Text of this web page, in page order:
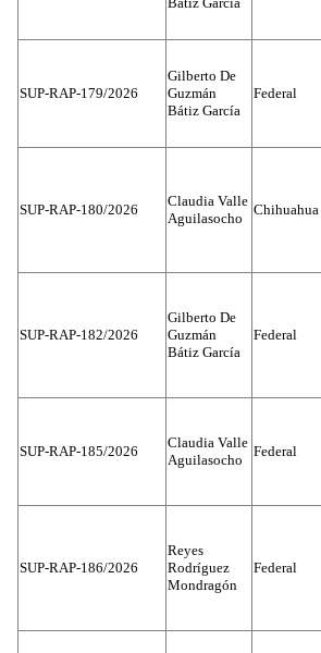
SUP-RAP-179/2026
Gilberto De
Guzmán
Bátiz García
Federal
SUP-RAP-180/2026
Claudia Valle
Aguilasocho
Chihuahua
SUP-RAP-182/2026
Gilberto De
Guzmán
Bátiz García
Federal
SUP-RAP-185/2026
Claudia Valle
Aguilasocho
Federal
SUP-RAP-186/2026
Reyes
Rodríguez
Mondragón
Federal